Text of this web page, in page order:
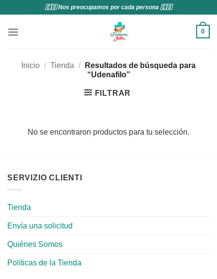
contenido
🇪🇸 Nos preocupamos por cada persona 🇪🇸
0
Inicio / Tienda /
Resultados de búsqueda para
“Udenafilo”
FILTRAR
No se encontraron productos para tu selección.
SERVIZIO CLIENTI
Tienda
Envía una solicitud
Quiénes Somos
Políticas de la Tienda